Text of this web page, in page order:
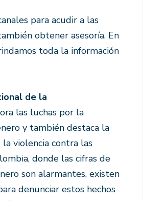
para acudir a las
obtener asesoría. En
toda la información
de la
las luchas por la
y también destaca la
violencia contra las
donde las cifras de
son alarmantes, existen
denunciar estos hechos